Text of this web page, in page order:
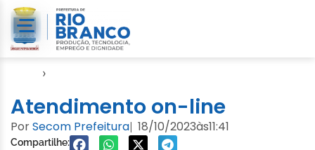
›
Atendimento on-line
PorSecom Prefeitura| 18/10/2023às11:41
Compartilhe: